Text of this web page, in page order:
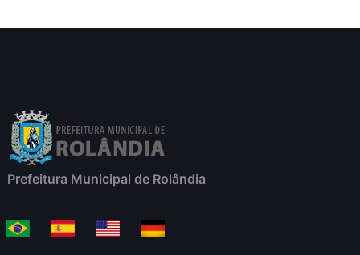
Prefeitura Municipal de Rolândia